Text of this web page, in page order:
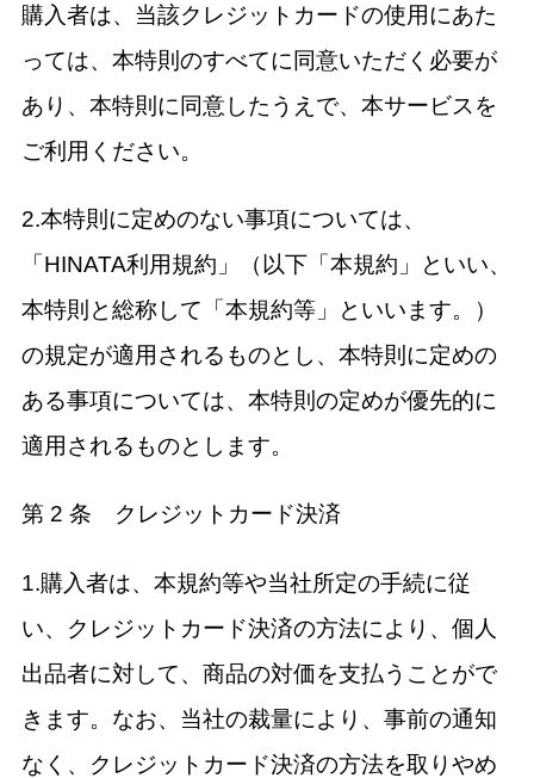
購入者は、当該クレジットカードの使用にあた
っては、本特則のすべてに同意いただく必要が
あり、本特則に同意したうえで、本サービスを
ご利用ください。
2.本特則に定めのない事項については、
「HINATA利用規約」（以下「本規約」といい、
本特則と総称して「本規約等」といいます。）
の規定が適用されるものとし、本特則に定めの
ある事項については、本特則の定めが優先的に
適用されるものとします。
第 2 条 クレジットカード決済
1.購入者は、本規約等や当社所定の手続に従
い、クレジットカード決済の方法により、個人
出品者に対して、商品の対価を支払うことがで
きます。なお、当社の裁量により、事前の通知
なく、クレジットカード決済の方法を取りやめ